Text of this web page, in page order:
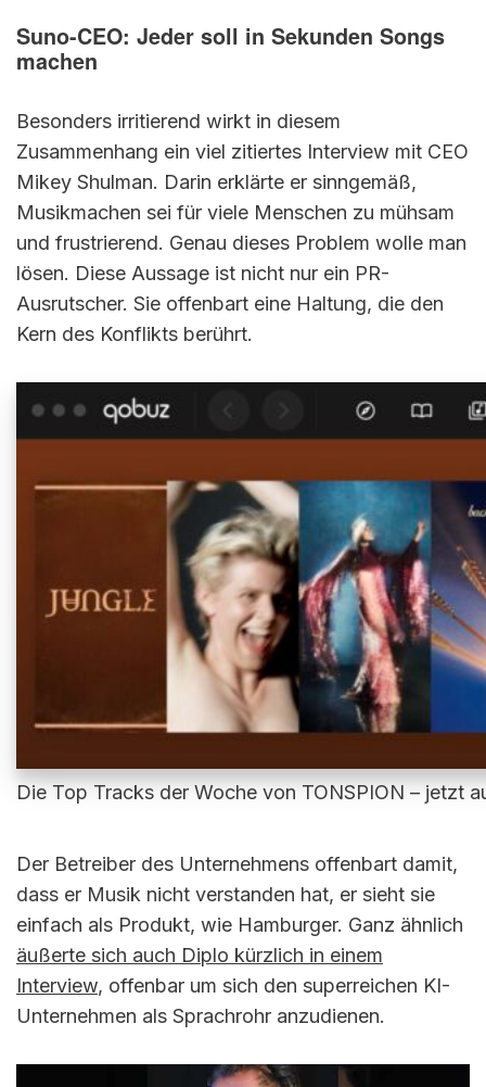
Suno-CEO: Jeder soll in Sekunden Songs
machen
Besonders irritierend wirkt in diesem
Zusammenhang ein viel zitiertes Interview mit CEO
Mikey Shulman. Darin erklärte er sinngemäß,
Musikmachen sei für viele Menschen zu mühsam
und frustrierend. Genau dieses Problem wolle man
lösen. Diese Aussage ist nicht nur ein PR-
Ausrutscher. Sie offenbart eine Haltung, die den
Kern des Konflikts berührt.
Die Top Tracks der Woche von TONSPION – jetzt
Der Betreiber des Unternehmens offenbart damit,
dass er Musik nicht verstanden hat, er sieht sie
einfach als Produkt, wie Hamburger. Ganz ähnlich
äußerte sich auch Diplo kürzlich in einem
Interview, offenbar um sich den superreichen KI-
Unternehmen als Sprachrohr anzudienen.